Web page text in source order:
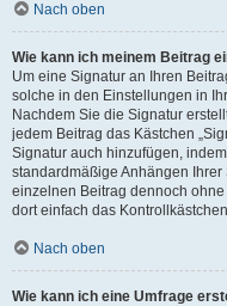
Nach oben
Wie kann ich meinem Beitrag
Um eine Signatur an Ihren
solche in den Einstellungen in
Nachdem Sie die Signatur
jedem Beitrag das Kästchen
Signatur auch hinzufügen,
standardmäßige Anhängen
einzelnen Beitrag dennoch
dort einfach das
Nach oben
Wie kann ich eine Umfrage